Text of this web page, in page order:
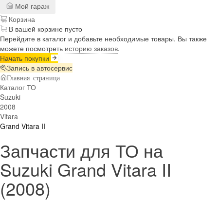
Мой гараж
Корзина
В вашей корзине пусто
Перейдите в каталог и добавьте необходимые товары. Вы также
можете посмотреть историю заказов.
Начать покупки
Запись в автосервис
Главная страница
Каталог ТО
Suzuki
2008
Vitara
Grand Vitara II
Запчасти для ТО на
Suzuki Grand Vitara II
(2008)